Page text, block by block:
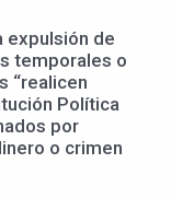
expulsión de
temporales o
“realicen
Política
por
o crimen